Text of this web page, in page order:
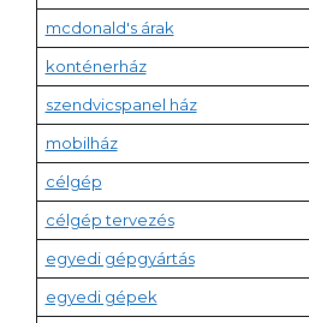
mcdonald's árak
konténerház
szendvicspanel ház
mobilház
célgép
célgép tervezés
egyedi gépgyártás
egyedi gépek